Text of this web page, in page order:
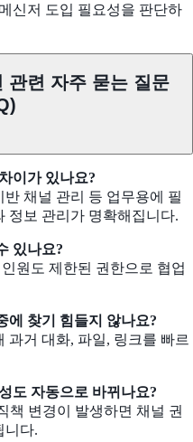
신저 도입 필요성을 판단하
관련 자주 묻는 질문
이가 있나요?
채널 관리 등 업무용에 필
정보 관리가 명확해집니다.
있나요?
원도 제한된 권한으로 협업
에 찾기 힘들지 않나요?
과거 대화, 파일, 링크를 빠르
도 자동으로 바뀌나요?
책 변경이 발생하면 채널 권
니다.